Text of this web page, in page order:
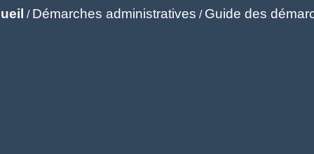
/ Démarches administratives / Guide des